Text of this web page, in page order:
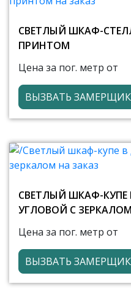
СВЕТЛЫЙ ШКАФ-
ПРИНТОМ
Цена за пог. метр от
ВЫЗВАТЬ
СВЕТЛЫЙ ШКАФ-КУПЕ
УГЛОВОЙ С ЗЕРКАЛОМ
Цена за пог. метр от
ВЫЗВАТЬ